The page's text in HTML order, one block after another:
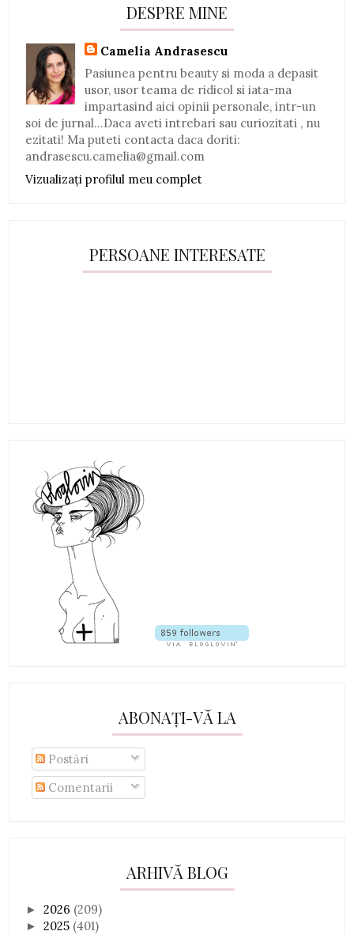
DESPRE MINE
Camelia Andrasescu
Pasiunea pentru beauty si moda a depasit
usor, usor teama de ridicol si iata-ma
impartasind aici opinii personale, intr-un
soi de jurnal...Daca aveti intrebari sau curiozitati , nu
ezitati! Ma puteti contacta daca doriti:
andrasescu.camelia@gmail.com
Vizualizați profilul meu complet
PERSOANE INTERESATE
ABONAȚI-VĂ LA
Postări
Comentarii
ARHIVĂ BLOG
►2026 (209)
►2025 (401)